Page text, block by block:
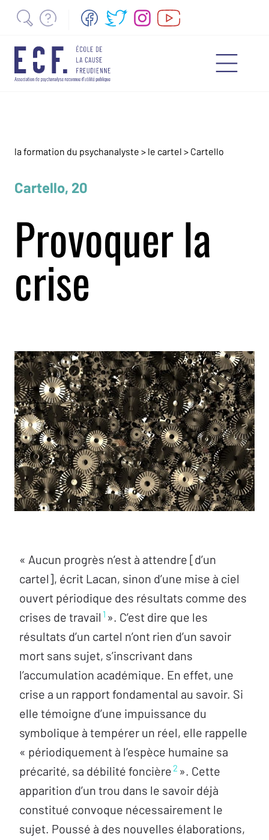
la formation du psychanalyste > le cartel > Cartello
Cartello, 20
Provoquer la
crise
« Aucun progrès n’est à attendre [d’un
cartel], écrit Lacan, sinon d’une mise à ciel
ouvert périodique des résultats comme des
crises de travail 1 ». C’est dire que les
résultats d’un cartel n’ont rien d’un savoir
mort sans sujet, s’inscrivant dans
l’accumulation académique. En effet, une
crise a un rapport fondamental au savoir. Si
elle témoigne d’une impuissance du
symbolique à tempérer un réel, elle rappelle
« périodiquement à l’espèce humaine sa
précarité, sa débilité foncière 2 ». Cette
apparition d’un trou dans le savoir déjà
constitué convoque nécessairement le
sujet. Poussé à des nouvelles élaborations,